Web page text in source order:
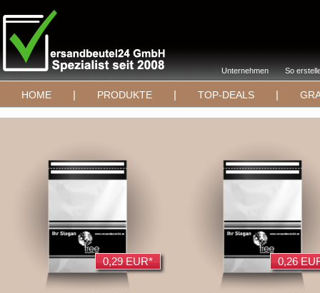
Unternehmen So
HOME | PRODUKTE | TOP-DEALS |
0,29 EUR* 0,26